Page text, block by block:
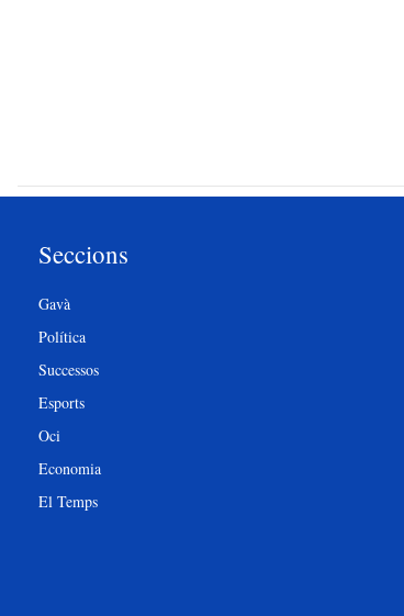
Seccions
Gavà
Política
Successos
Esports
Oci
Economia
El Temps